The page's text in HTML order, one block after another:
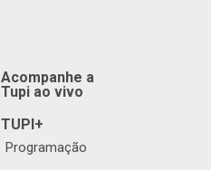
Acompanhe a
Tupi ao vivo
TUPI+
Programação